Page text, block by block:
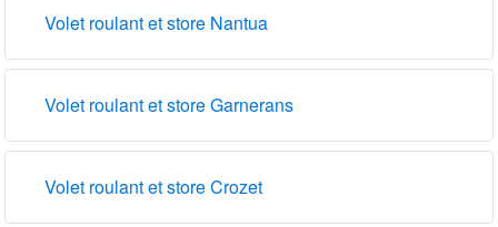
Volet roulant et store Nantua
Volet roulant et store Garnerans
Volet roulant et store Crozet